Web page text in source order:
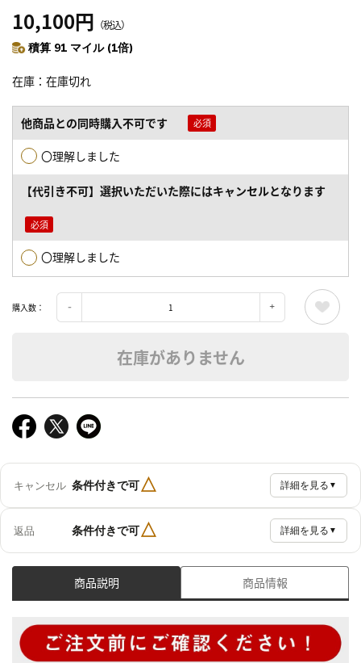
10,100円 （税込）
積算 91 マイル (1倍)
在庫 在庫切れ
他商品との同時購入不可です
〇理解しました
【代引き不可】選択いただいた際にはキャンセルとなります
〇理解しました
購入数：
在庫がありません
キャンセル 条件付きで可△ 詳細を見る ▼
返品 条件付きで可△ 詳細を見る ▼
商品説明 商品情報